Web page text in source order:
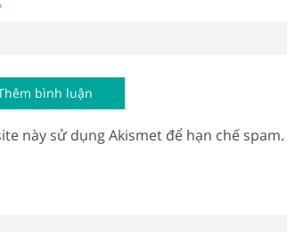
này sử dụng Akismet để hạn chế spam.